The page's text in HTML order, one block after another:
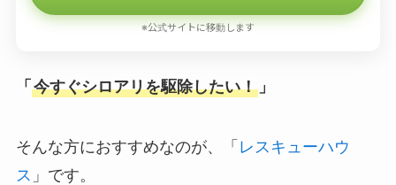
※公式サイトに移動します
「 今すぐシロアリを駆除したい！」
そんな方におすすめなのが、「 レスキューハウ
ス 」です。